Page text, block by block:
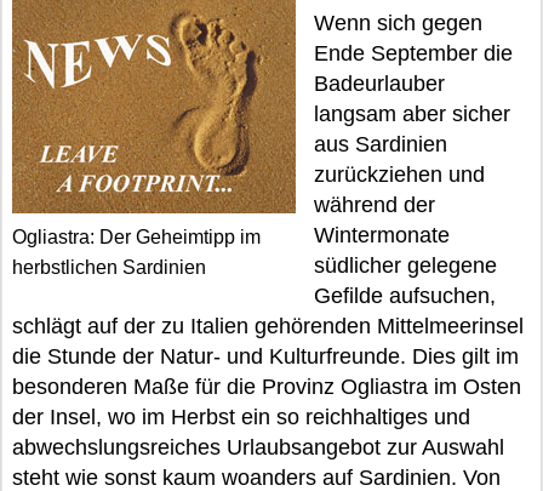
Ogliastra: Der Geheimtipp im
herbstlichen Sardinien
Wenn sich gegen
Ende September die
Badeurlauber
langsam aber sicher
aus Sardinien
zurückziehen und
während der
Wintermonate
südlicher gelegene
Gefilde aufsuchen,
schlägt auf der zu Italien gehörenden Mittelmeerinsel
die Stunde der Natur- und Kulturfreunde. Dies gilt im
besonderen Maße für die Provinz Ogliastra im Osten
der Insel, wo im Herbst ein so reichhaltiges und
abwechslungsreiches Urlaubsangebot zur Auswahl
steht wie sonst kaum woanders auf Sardinien. Von